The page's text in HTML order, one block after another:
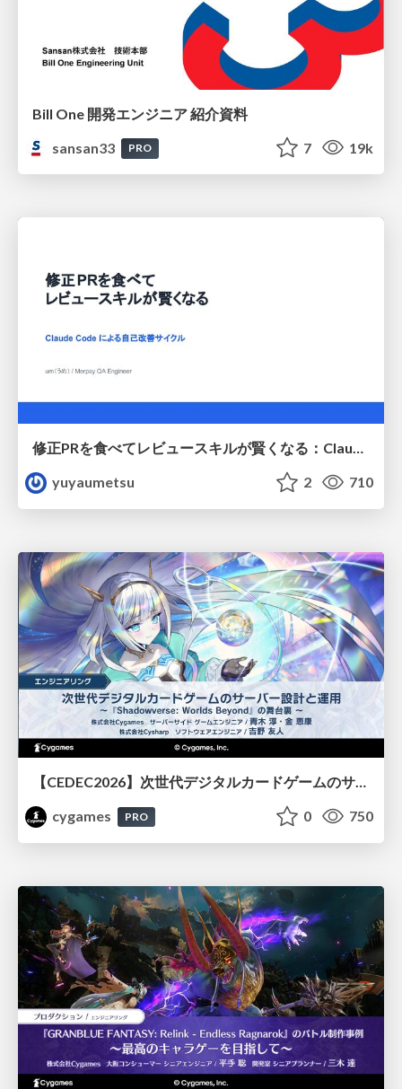
Bill One 開発エンジニア 紹介資料
sansan33
PRO 7 19k
修正PRを食べてレビュースキルが賢くなる：Claude Codeによる自己改善サイクル
yuyaumetsu
2 710
【CEDEC2026】次世代デジタルカードゲームのサーバー設計と運用 〜『Shadowverse: Worlds Beyond』の舞台裏～
cygames
PRO 0 750